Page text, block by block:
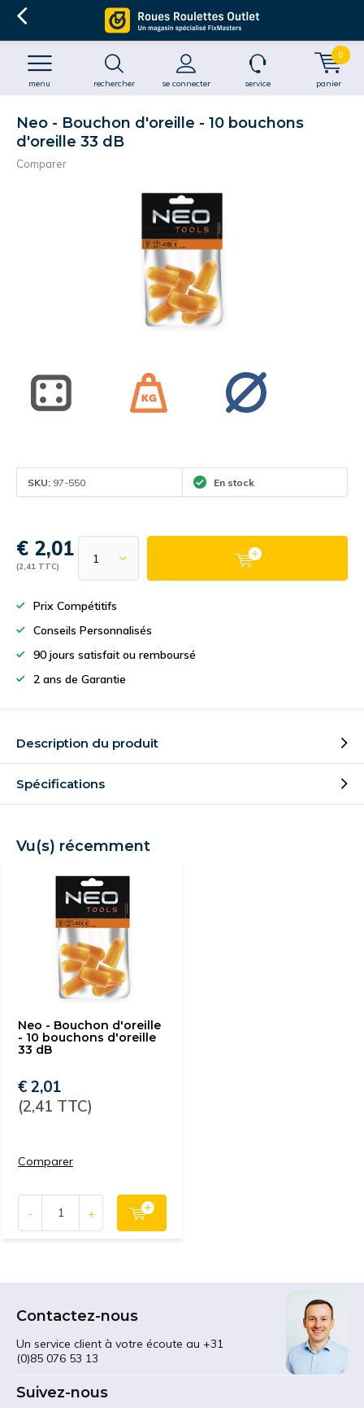
rechercher se connecter
menu service panier
0
Neo - Bouchon d'oreille - 10 bouchons
d'oreille 33 dB
Comparer
SKU: 97-550 En stock
€ 2,01
(2,41 TTC)
Prix Compétitifs
Conseils Personnalisés
90 jours satisfait ou remboursé
2 ans de Garantie
Description du produit
Spécifications
Vu(s) récemment
Neo - Bouchon d'oreille
- 10 bouchons d'oreille
33 dB
€ 2,01
(2,41 TTC)
Comparer
- +
Contactez-nous
Un service client à votre écoute au +31
(0)85 076 53 13
Suivez-nous